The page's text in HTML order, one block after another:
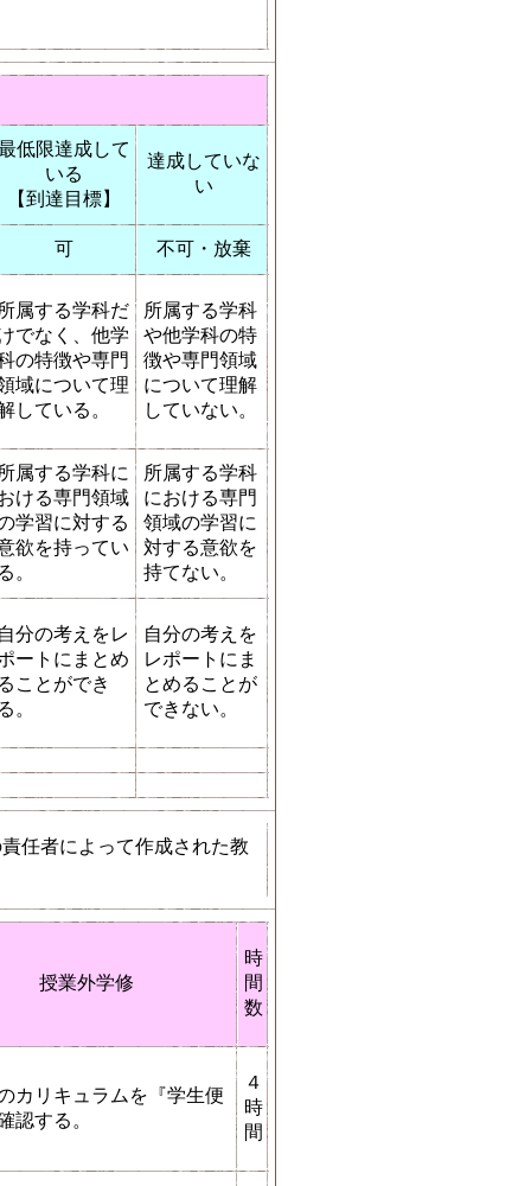
低限達成して
いる
【到達目標】
達成していな
い
可 不可・放棄
属する学科だ
でなく、他学
の特徴や専門
域について理
している。
所属する学科
や他学科の特
徴や専門領域
について理解
していない。
属する学科に
ける専門領域
学習に対する
欲を持ってい
。
所属する学科
における専門
領域の学習に
対する意欲を
持てない。
分の考えをレ
ートにまとめ
ことができ
。
自分の考えを
レポートにま
とめることが
できない。
任者によって作成された教
授業外学修
時
間
数
カリキュラムを『学生便
認する。
４
時
間